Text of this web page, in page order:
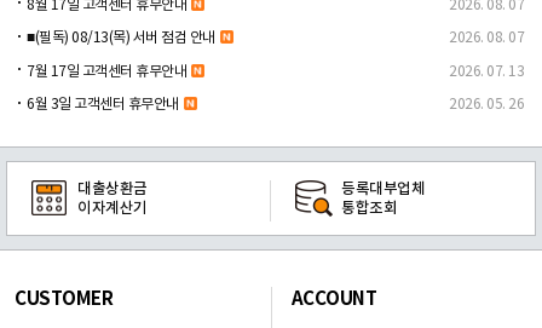
8월 17일 고객센터 휴무안내 2026. 08. 07
■(필독) 08/13(목) 서버 점검 안내 2026. 08. 07
7월 17일 고객센터 휴무안내 2026. 07. 13
6월 3일 고객센터 휴무안내 2026. 05. 26
대출상환금
이자계산기
등록대부업체
통합조회
CUSTOMER ACCOUNT